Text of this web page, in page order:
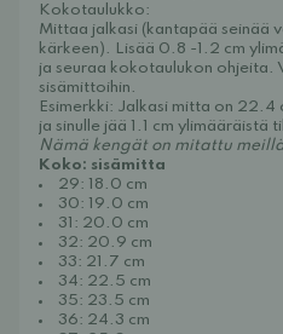
Kokotaulukko:
Mittaa jalkasi (kantapää seinää
kärkeen). Lisää 0.8 -1.2 cm
ja seuraa kokotaulukon ohjeita.
sisämittoihin.
Esimerkki: Jalkasi mitta on
ja sinulle jää 1.1 cm ylimääräistä
Nämä kengät on mitattu
Koko: sisämitta
29: 18.0 cm
30: 19.0 cm
31: 20.0 cm
32: 20.9 cm
33: 21.7 cm
34: 22.5 cm
35: 23.5 cm
36: 24.3 cm